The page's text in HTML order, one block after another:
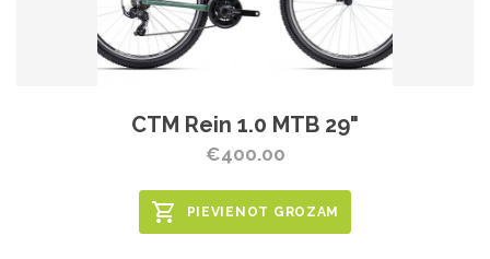
CTM Rein 1.0 MTB 29"
€400.00
PIEVIENOT GROZAM